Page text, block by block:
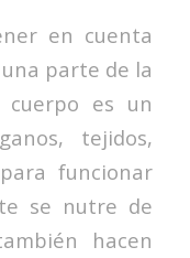
en cuenta
parte de la
es un
tejidos,
funcionar
se nutre de
hacen